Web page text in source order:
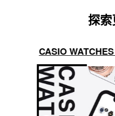
探
CASIO